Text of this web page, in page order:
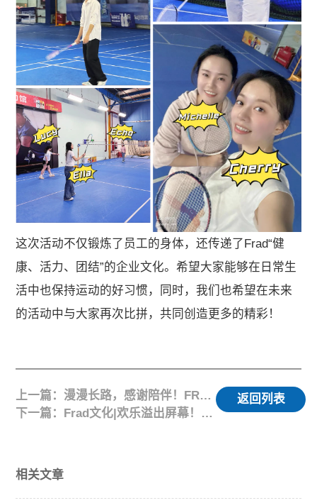
这次活动不仅锻炼了员工的身体，还传递了Frad“健
康、活力、团结”的企业文化。希望大家能够在日常生
活中也保持运动的好习惯，同时，我们也希望在未来
的活动中与大家再次比拼，共同创造更多的精彩！
上一篇：漫漫长路，感谢陪伴！FRAdjusting2023年年中会顺利召开！
下一篇：Frad文化|欢乐溢出屏幕！Fradjusting圣诞节派对来袭！
返回列表
相关文章